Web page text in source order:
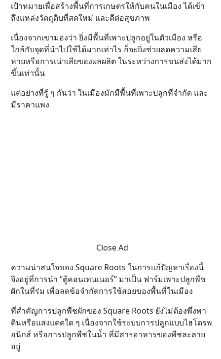
เป้าหมายเพื่อสร้างพื้นที่การเกษตรให้กับคนในเมือง ได้เข้า
ถึงแหล่งวัตถุดิบที่สดใหม่ และดีต่อสุขภาพ
เนื่องจากเขามองว่า ยิ่งมีพื้นที่เพาะปลูกอยู่ในตัวเมือง หรือ
ใกล้กับจุดที่นำไปใช้ได้มากเท่าไร ก็จะยิ่งช่วยลดความเสีย
หายหรือการเน่าเสียของผลผลิต ในระหว่างการขนส่งได้มาก
ขึ้นเท่านั้น
แต่อย่างที่รู้ ๆ กันว่า ในเมืองมักมีพื้นที่เพาะปลูกที่จำกัด และ
มีราคาแพง
Close Ad
ความน่าสนใจของ Square Roots ในการแก้ปัญหาเรื่องนี้
จึงอยู่ที่การนำ “ตู้คอนเทนเนอร์” มาเป็น ฟาร์มเพาะปลูกพืช
ผักในที่ร่ม เพื่อลดข้อจำกัดการใช้สอยของพื้นที่ในเมือง
ที่สำคัญการปลูกพืชผักของ Square Roots ยังไม่ต้องพึ่งพา
ดินหรือแสงแดดใด ๆ เนื่องจากใช้ระบบการปลูกแบบไฮโดรพ
อนิกส์ หรือการปลูกพืชในน้ำ ที่มีสารอาหารของพืชละลาย
อยู่